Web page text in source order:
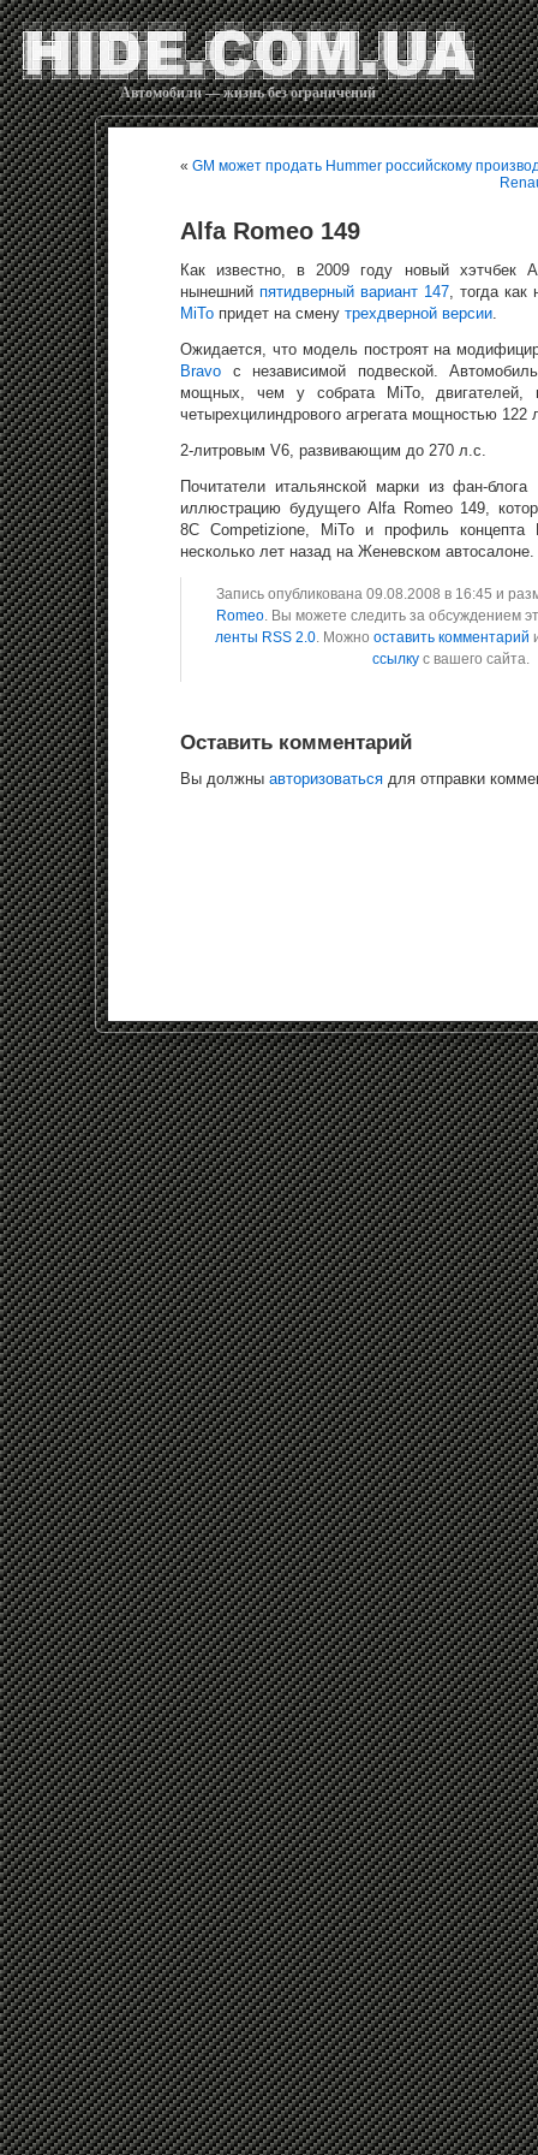
Автомобили — жизнь без ограничений
« GM может продать Hummer российскому
Alfa Romeo 149
Как известно, в 2009 году новый хэтчбек
нынешний пятидверный вариант 147, тогда как
MiTo придет на смену трехдверной версии.
Ожидается, что модель построят на
Bravo с независимой подвеской.
мощных, чем у собрата MiTo, двигателей,
четырехцилиндрового агрегата мощностью 122
2-литровым V6, развивающим до 270 л.с.
Почитатели итальянской марки из фан-блога
иллюстрацию будущего Alfa Romeo 149,
8С Competizione, MiTo и профиль концепта
несколько лет назад на Женевском автосалоне.
Запись опубликована 09.08.2008 в 16:45 и
Romeo. Вы можете следить за обсуждением
ленты RSS 2.0. Можно оставить комментарий
ссылку с вашего сайта.
Оставить комментарий
Вы должны авторизоваться для отправки